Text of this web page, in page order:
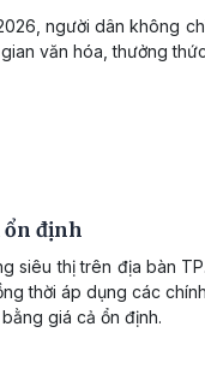
người dân không
văn hóa, thưởng
ổn định
siêu thị trên địa bàn TP.
thời áp dụng các chính
giá cả ổn định.